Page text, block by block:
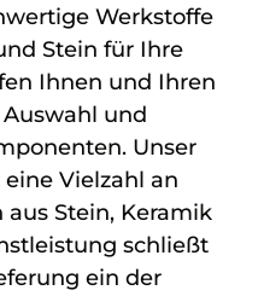
Werkstoffe
Stein für Ihre
Ihnen und Ihren
und
Unser
Vielzahl an
Stein, Keramik
schließt
ein der